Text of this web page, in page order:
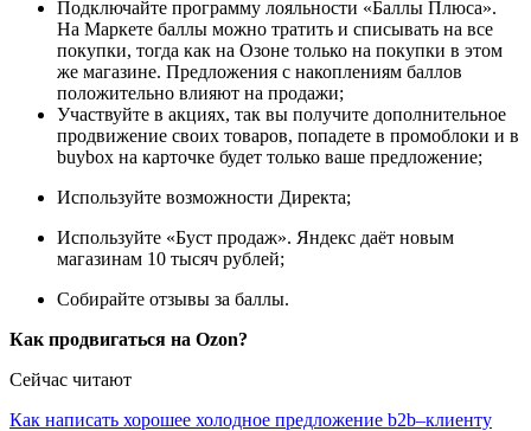
Подключайте программу лояльности «Баллы Плюса».
На Маркете баллы можно тратить и списывать на все
покупки, тогда как на Озоне только на покупки в этом
же магазине. Предложения с накоплениям баллов
положительно влияют на продажи;
Участвуйте в акциях, так вы получите дополнительное
продвижение своих товаров, попадете в промоблоки и в
buybox на карточке будет только ваше предложение;
Используйте возможности Директа;
Используйте «Буст продаж». Яндекс даёт новым
магазинам 10 тысяч рублей;
Собирайте отзывы за баллы.
Как продвигаться на Ozon?
Сейчас читают
Как написать хорошее холодное предложение b2b–клиенту